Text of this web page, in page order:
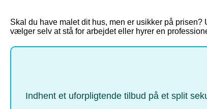
Skal du have malet dit hus, men er usikker på
vælger selv at stå for arbejdet eller hyrer en
Indhent et uforpligtende tilbud på et split